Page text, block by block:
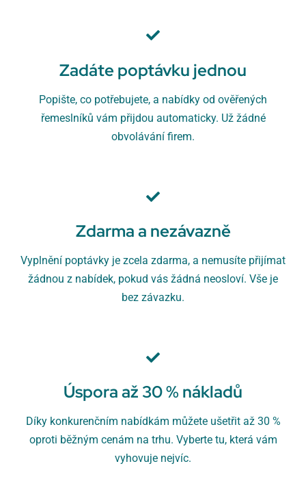
Zadáte poptávku jednou
Popište, co potřebujete, a nabídky od ověřených
řemeslníků vám přijdou automaticky. Už žádné
obvolávání firem.
Zdarma a nezávazně
Vyplnění poptávky je zcela zdarma, a nemusíte přijímat
žádnou z nabídek, pokud vás žádná neosloví. Vše je
bez závazku.
Úspora až 30 % nákladů
Díky konkurenčním nabídkám můžete ušetřit až 30 %
oproti běžným cenám na trhu. Vyberte tu, která vám
vyhovuje nejvíc.